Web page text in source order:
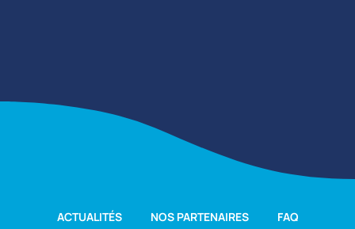
ACTUALITÉS NOS PARTENAIRES FAQ